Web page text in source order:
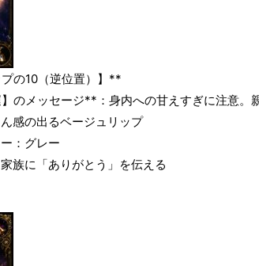
の10（逆位置）】**
のメッセージ**：身内への甘えすぎに注意。
感の出るベージュリップ
：グレー
族に「ありがとう」を伝える